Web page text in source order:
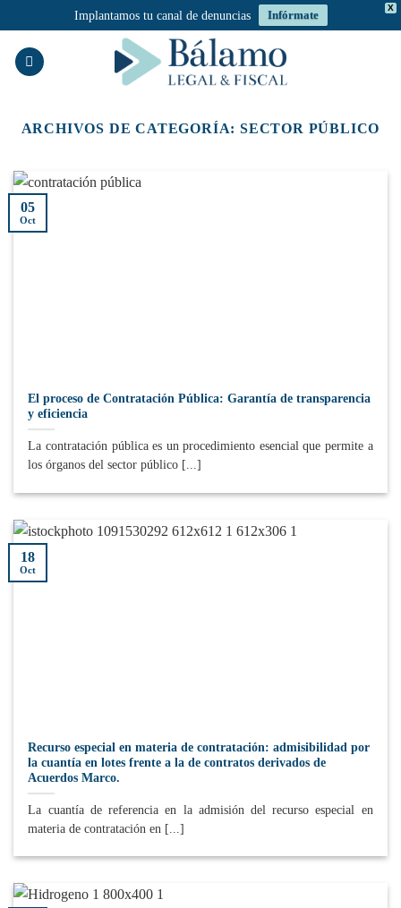
X
Implantamos tu canal de denuncias Infórmate
ARCHIVOS DE CATEGORÍA:SECTOR PÚBLICO
El proceso de Contratación Pública: Garantía de transparencia
y eficiencia
La contratación pública es un procedimiento esencial que permite a
los órganos del sector público [...]
05
Oct
Recurso especial en materia de contratación: admisibilidad por
la cuantía en lotes frente a la de contratos derivados de
Acuerdos Marco.
La cuantía de referencia en la admisión del recurso especial en
materia de contratación en [...]
18
Oct